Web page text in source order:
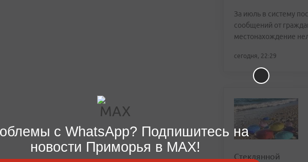
За июль в систему
сообщений от
местонахождение
сегодня, 22:29
Стеклянной
с WhatsApp? Подпишитесь на
новости Приморья в MAX!